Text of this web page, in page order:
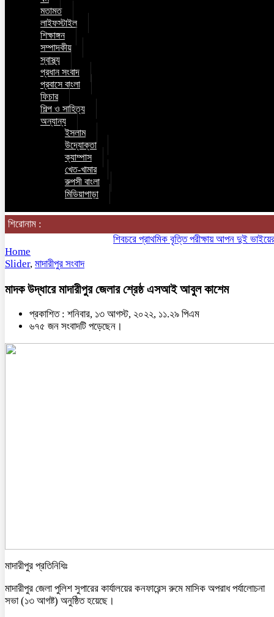
মতামত
লাইফস্টাইল
শিক্ষাঙ্গন
সম্পাদকীয়
স্বাস্থ্য
প্রধান সংবাদ
প্রবাসে বাংলা
ফিচার
শিল্প ও সাহিত্য
অন্যান্য
ইসলাম
উদ্যোক্তা
ক্যাম্পাস
খেত-খামার
রুপসী বাংলা
মিডিয়াপাড়া
শিরোনাম :
শিবচরে প্রাথমিক বৃত্তি পরীক্ষায় আপন দুই ভাইয়ের
Home
Slider, মাদারীপুর সংবাদ
মাদক উদ্ধারে মাদারীপুর জেলার শ্রেষ্ঠ এসআই আবুল কাশেম
প্রকাশিত : শনিবার, ১৩ আগস্ট, ২০২২, ১১.২৯ পিএম
৬৭৫ জন সংবাদটি পড়েছেন।
মাদারীপুর প্রতিনিধিঃ
মাদারীপুর জেলা পুলিশ সুপারের কার্যালয়ের কনফারেন্স রুমে মাসিক অপরাধ পর্যালোচনা
সভা (১৩ আগষ্ট) অনুষ্ঠিত হয়েছে।